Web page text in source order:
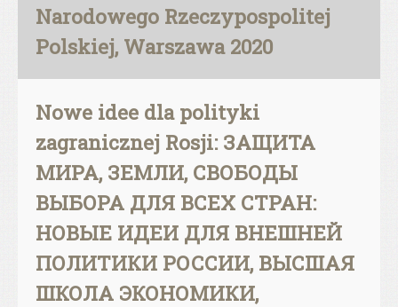
Narodowego Rzeczypospolitej
Polskiej, Warszawa 2020
Nowe idee dla polityki
zagranicznej Rosji: ЗАЩИТА
МИРА, ЗЕМЛИ, СВОБОДЫ
ВЫБОРА ДЛЯ ВСЕХ СТРАН:
НОВЫЕ ИДЕИ ДЛЯ ВНЕШНЕЙ
ПОЛИТИКИ РОССИИ, ВЫСШАЯ
ШКОЛА ЭКОНОМИКИ,